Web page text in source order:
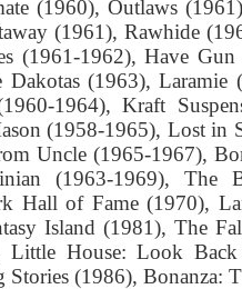
(1960), Outlaws
(1961), Rawhide
(1961-1962), Have
Dakotas (1963),
1964), Kraft
(1958-1965), Lost in
Uncle (1965-1967),
(1963-1969), The
Hall of Fame (1970),
Island (1981), The
Little House: Look
(1986), Bonanza: